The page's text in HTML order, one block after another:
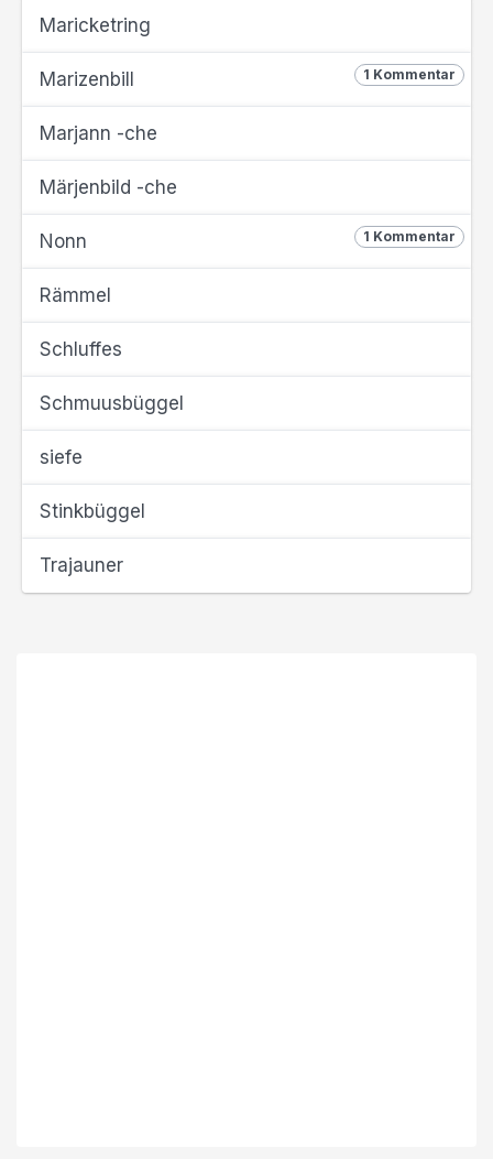
Maricketring
1 Kommentar
Marizenbill
Marjann -che
Märjenbild -che
1 Kommentar
Nonn
Rämmel
Schluffes
Schmuusbüggel
siefe
Stinkbüggel
Trajauner